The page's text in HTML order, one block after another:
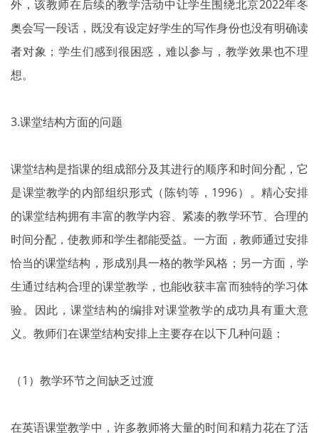
外，该教师在后续的教学活动中让学生围绕北京2022年冬
奥会写一段话，既没有设定好学生的写作身份也没有明确读
者对象；学生们感到很困惑，难以参与，教学效果也不理
想。
3.课堂结构方面的问题
课堂结构是指课的组成部分及其进行的顺序和时间分配，它
是课堂教学的内部组织形式（陈钧等，1996）。精心安排
的课堂结构拥有丰富的教学内容、紧凑的教学环节、合理的
时间分配，使教师和学生都能受益。一方面，教师通过安排
恰当的课堂结构，形成别具一格的教学风格；另一方面，学
生通过结构合理的课堂教学，也能收获丰富而独特的学习体
验。因此，课堂结构的编排对课堂教学的成功具有重大意
义。教师们在课堂结构安排上主要存在以下几种问题：
（1）教学环节之间缺乏过渡
在英语课堂教学中，许多教师将大量的时间和精力花在了活